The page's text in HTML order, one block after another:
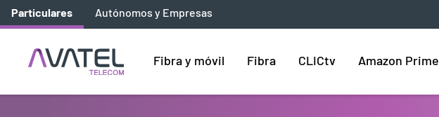
Particulares Autónomos y Empresas
Fibra y móvil Fibra CLICtv Amazon Prime